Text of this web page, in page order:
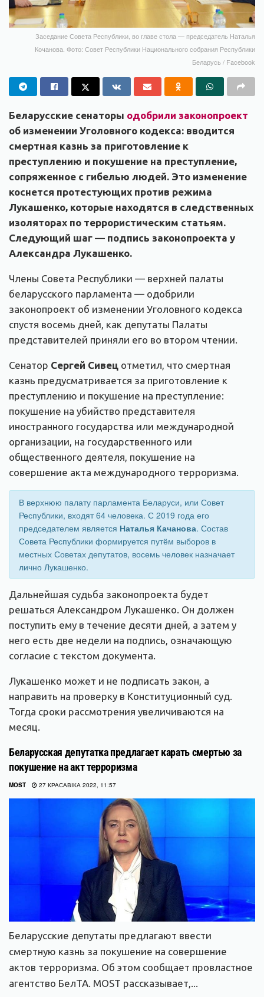
Заседание Совета Республики, во главе стола — председатель Наталья
Кочанова. Фото: Совет Республики Национального собрания Республики
Беларусь / Facebook
Беларусские сенаторы одобрили законопроект
об изменении Уголовного кодекса: вводится
смертная казнь за приготовление к
преступлению и покушение на преступление,
сопряженное с гибелью людей. Это изменение
коснется протестующих против режима
Лукашенко, которые находятся в следственных
изоляторах по террористическим статьям.
Следующий шаг — подпись законопроекта у
Александра Лукашенко.
Члены Совета Республики — верхней палаты
беларусского парламента — одобрили
законопроект об изменении Уголовного кодекса
спустя восемь дней, как депутаты Палаты
представителей приняли его во втором чтении.
Сенатор Сергей Сивец отметил, что смертная
казнь предусматривается за приготовление к
преступлению и покушение на преступление:
покушение на убийство представителя
иностранного государства или международной
организации, на государственного или
общественного деятеля, покушение на
совершение акта международного терроризма.
В верхнюю палату парламента Беларуси, или Совет
Республики, входят 64 человека. С 2019 года его
председателем является Наталья Качанова. Состав
Совета Республики формируется путём выборов в
местных Советах депутатов, восемь человек назначает
лично Лукашенко.
Дальнейшая судьба законопроекта будет
решаться Александром Лукашенко. Он должен
поступить ему в течение десяти дней, а затем у
него есть две недели на подпись, означающую
согласие с текстом документа.
Лукашенко может и не подписать закон, а
направить на проверку в Конституционный суд.
Тогда сроки рассмотрения увеличиваются на
месяц.
Беларусская депутатка предлагает карать смертью за
покушение на акт терроризма
MOST 27 КРАСАВІКА 2022, 11:57
Беларусские депутаты предлагают ввести
смертную казнь за покушение на совершение
актов терроризма. Об этом сообщает провластное
агентство БелТА. MOST рассказывает,...